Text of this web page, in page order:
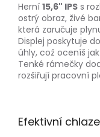
Herní 15,6" IPS s
ostrý obraz, živé
která zaručuje
Displej poskytuje
úhly, což oceníš
Tenké rámečky
rozšiřují pracovní
Efektivní